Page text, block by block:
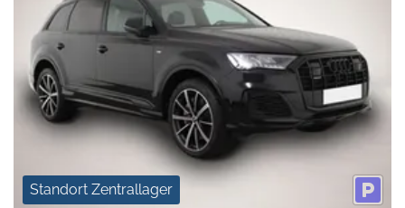
Standort Zentrallager